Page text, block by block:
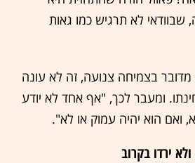
לא תרגיש כמו גאות
בצמיחה צנועה, זה לא עונה
ומעבר לכך, "אף אחד לא יודע
ואם הוא יהיה עמוק או לא".
ירדו בקרוב